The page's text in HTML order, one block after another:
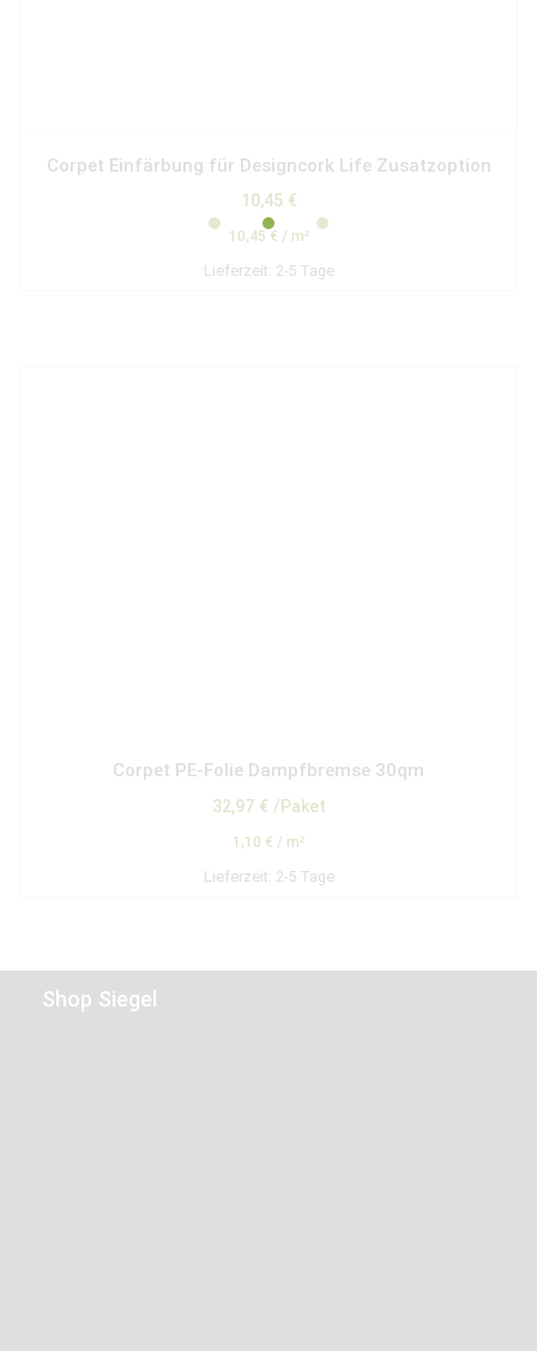
Corpet Einfärbung für Designcork Life Zusatzoption
10,45 €
10,45 € / m²
Lieferzeit: 2-5 Tage
Corpet PE-Folie Dampfbremse 30qm
32,97 € /Paket
1,10 € / m²
Lieferzeit: 2-5 Tage
Shop Siegel